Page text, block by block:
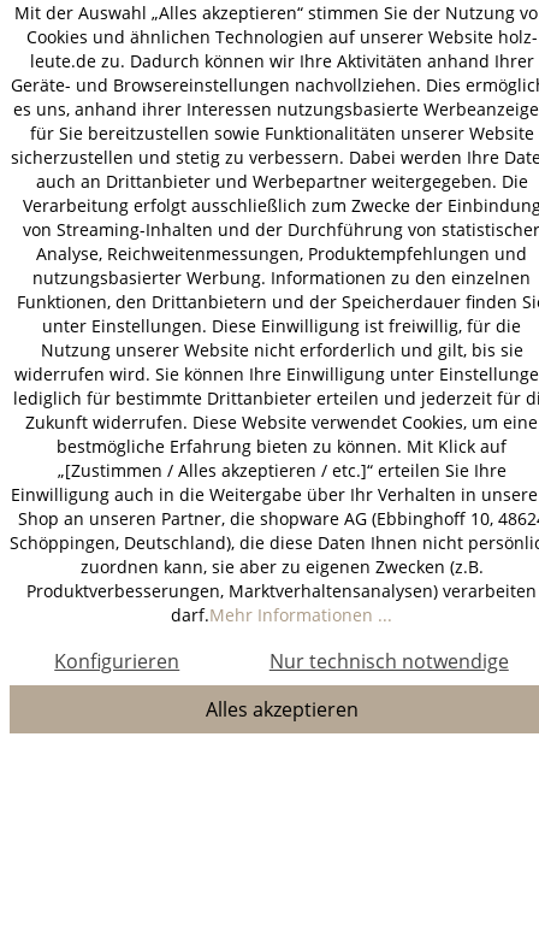
VERSAND
AGB Datenschutz
Impressum
© 2026 HOLZ-LEUTE
* Alle Preise inkl. gesetzl. Mehrwertsteuer zzgl.Versandkosten.
Mit der Auswahl „Alles akzeptieren“ stimmen Sie der Nutzung
Cookies und ähnlichen Technologien auf unserer Website holz-
leute.de zu. Dadurch können wir Ihre Aktivitäten anhand Ihrer
Geräte- und Browsereinstellungen nachvollziehen. Dies
es uns, anhand ihrer Interessen nutzungsbasierte
für Sie bereitzustellen sowie Funktionalitäten unserer Website
sicherzustellen und stetig zu verbessern. Dabei werden Ihre
auch an Drittanbieter und Werbepartner weitergegeben. Die
Verarbeitung erfolgt ausschließlich zum Zwecke der
von Streaming-Inhalten und der Durchführung von statistischer
Analyse, Reichweitenmessungen, Produktempfehlungen und
nutzungsbasierter Werbung. Informationen zu den einzelnen
Funktionen, den Drittanbietern und der Speicherdauer finden
unter Einstellungen. Diese Einwilligung ist freiwillig, für die
Nutzung unserer Website nicht erforderlich und gilt, bis sie
widerrufen wird. Sie können Ihre Einwilligung unter
lediglich für bestimmte Drittanbieter erteilen und jederzeit für
Zukunft widerrufen. Diese Website verwendet Cookies, um eine
bestmögliche Erfahrung bieten zu können. Mit Klick auf
„[Zustimmen / Alles akzeptieren / etc.]“ erteilen Sie Ihre
Einwilligung auch in die Weitergabe über Ihr Verhalten in
Shop an unseren Partner, die shopware AG (Ebbinghoff 10,
Schöppingen, Deutschland), die diese Daten Ihnen nicht
zuordnen kann, sie aber zu eigenen Zwecken (z.B.
Produktverbesserungen, Marktverhaltensanalysen) verarbeiten
darf.Mehr Informationen ...
Nur technisch notwendige
Konfigurieren
Alles akzeptieren